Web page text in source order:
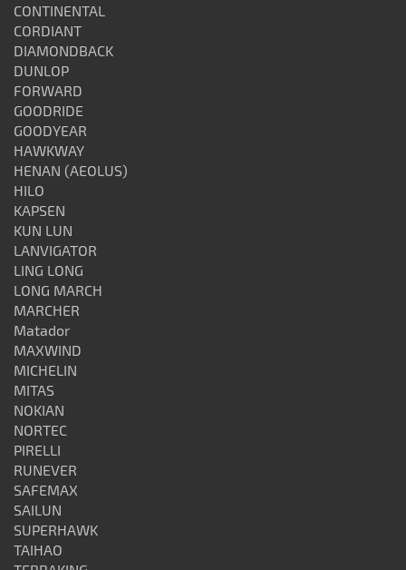
CONTINENTAL
CORDIANT
DIAMONDBACK
DUNLOP
FORWARD
GOODRIDE
GOODYEAR
HAWKWAY
HENAN (AEOLUS)
HILO
KAPSEN
KUN LUN
LANVIGATOR
LING LONG
LONG MARCH
MARCHER
Matador
MAXWIND
MICHELIN
MITAS
NOKIAN
NORTEC
PIRELLI
RUNEVER
SAFEMAX
SAILUN
SUPERHAWK
TAIHAO